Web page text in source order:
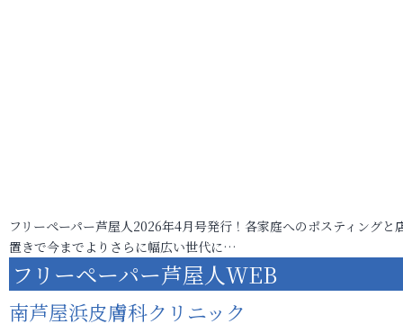
フリーペーパー芦屋人2026年4月号発行！各家庭へのポスティングと
置きで今までよりさらに幅広い世代に…
フリーペーパー芦屋人WEB
南芦屋浜皮膚科クリニック